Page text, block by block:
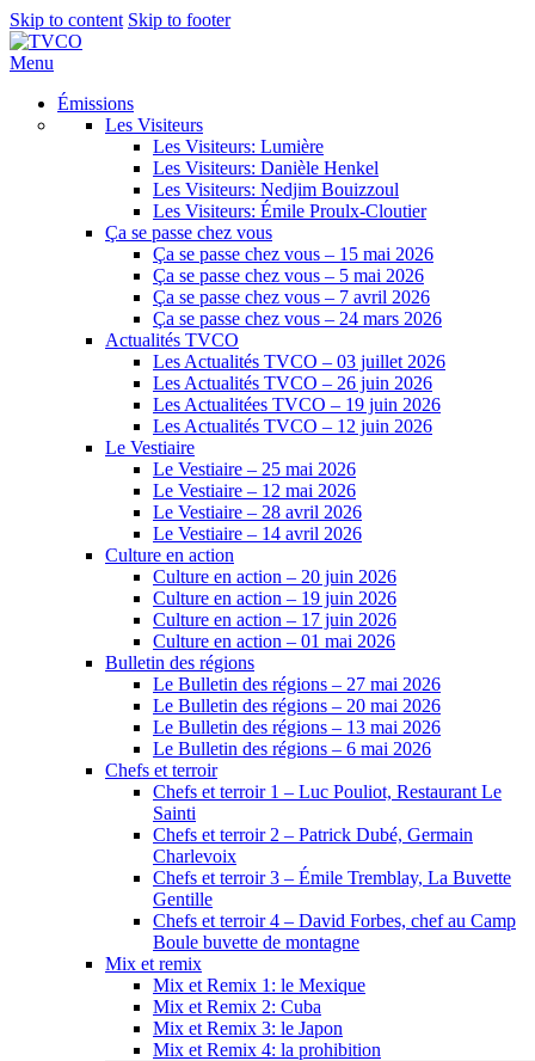
Skip to content Skip to footer
Menu
Émissions
Les Visiteurs
Les Visiteurs: Lumière
Les Visiteurs: Danièle Henkel
Les Visiteurs: Nedjim Bouizzoul
Les Visiteurs: Émile Proulx-Cloutier
Ça se passe chez vous
Ça se passe chez vous – 15 mai 2026
Ça se passe chez vous – 5 mai 2026
Ça se passe chez vous – 7 avril 2026
Ça se passe chez vous – 24 mars 2026
Actualités TVCO
Les Actualités TVCO – 03 juillet 2026
Les Actualités TVCO – 26 juin 2026
Les Actualitées TVCO – 19 juin 2026
Les Actualités TVCO – 12 juin 2026
Le Vestiaire
Le Vestiaire – 25 mai 2026
Le Vestiaire – 12 mai 2026
Le Vestiaire – 28 avril 2026
Le Vestiaire – 14 avril 2026
Culture en action
Culture en action – 20 juin 2026
Culture en action – 19 juin 2026
Culture en action – 17 juin 2026
Culture en action – 01 mai 2026
Bulletin des régions
Le Bulletin des régions – 27 mai 2026
Le Bulletin des régions – 20 mai 2026
Le Bulletin des régions – 13 mai 2026
Le Bulletin des régions – 6 mai 2026
Chefs et terroir
Chefs et terroir 1 – Luc Pouliot, Restaurant Le
Sainti
Chefs et terroir 2 – Patrick Dubé, Germain
Charlevoix
Chefs et terroir 3 – Émile Tremblay, La Buvette
Gentille
Chefs et terroir 4 – David Forbes, chef au Camp
Boule buvette de montagne
Mix et remix
Mix et Remix 1: le Mexique
Mix et Remix 2: Cuba
Mix et Remix 3: le Japon
Mix et Remix 4: la prohibition